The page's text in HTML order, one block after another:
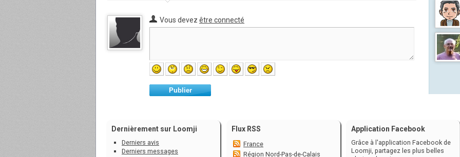
Vous devez être connecté
Publier
Dernièrement sur Loomji
Derniers avis
Derniers messages
Flux RSS
France
Région Nord-Pas-de-Calais
Application Facebook
Grâce à l'application Facebook de
Loomji, partagez les plus belles